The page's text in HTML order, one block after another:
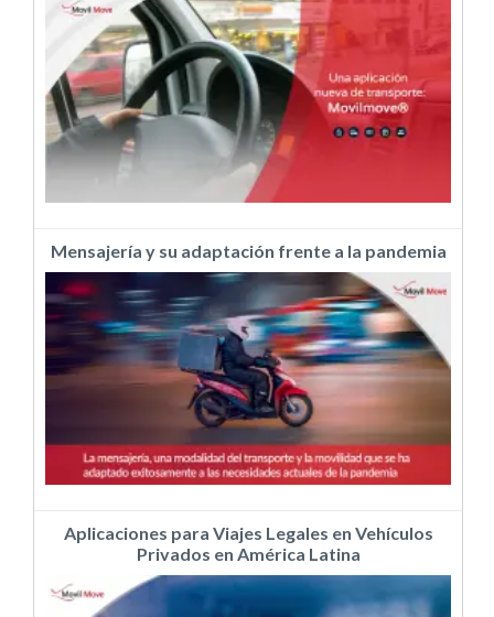
Mensajería y su adaptación frente a la pandemia
Aplicaciones para Viajes Legales en Vehículos
Privados en América Latina